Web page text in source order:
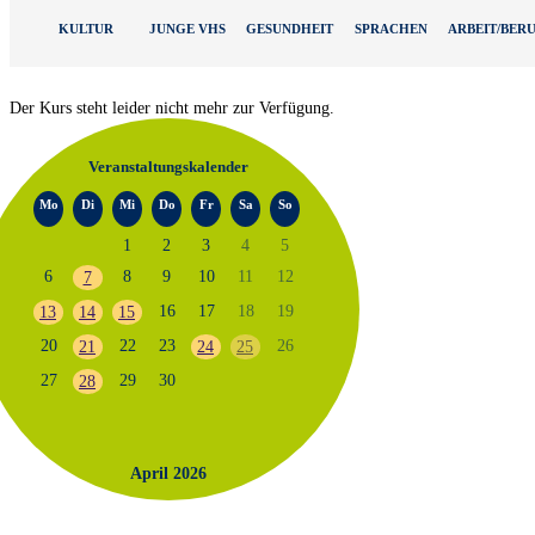
KULTUR JUNGE VHS GESUNDHEIT SPRACHEN ARBEIT/
Der Kurs steht leider nicht mehr zur Verfügung.
Veranstaltungskalender
Mo Di Mi Do Fr Sa So
1 2 3 4
5
6
7 8 9 10 11
12
13
14 15 16 17 18
19
20
21 22 23 24 25
26
27
28 29 30
April 2026